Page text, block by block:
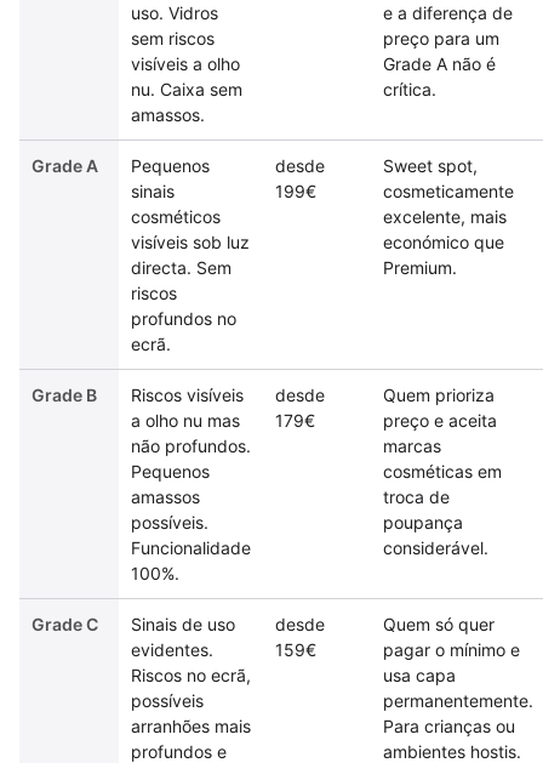
uso. Vidros
sem riscos
visíveis a olho
nu. Caixa sem
amassos.
e a diferença de
preço para um
Grade A não é
crítica.
Grade A
Pequenos
sinais
cosméticos
visíveis sob luz
directa. Sem
riscos
profundos no
ecrã.
desde
199€
Sweet spot,
cosmeticamente
excelente, mais
económico que
Premium.
Grade B
Riscos visíveis
a olho nu mas
não profundos.
Pequenos
amassos
possíveis.
Funcionalidade
100%.
desde
179€
Quem prioriza
preço e aceita
marcas
cosméticas em
troca de
poupança
considerável.
Grade C
Sinais de uso
evidentes.
Riscos no ecrã,
possíveis
arranhões mais
profundos e
desde
159€
Quem só quer
pagar o mínimo e
usa capa
permanentemente.
Para crianças ou
ambientes hostis.